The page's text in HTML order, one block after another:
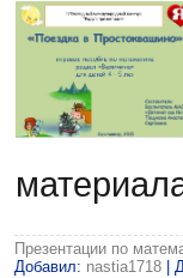
Презентации по
Добавил: nastia1718 |